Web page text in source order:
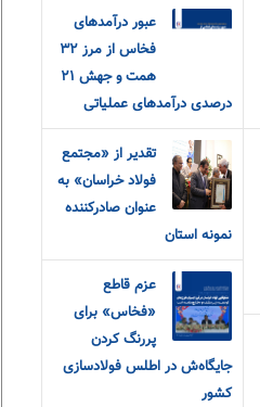
عبور درآمدهای
فخاس از مرز ۳۲
همت و جهش ۲۱
درصدی درآمدهای عملیاتی
تقدیر از «مجتمع
فولاد خراسان» به
عنوان صادرکننده
نمونه استان
عزم قاطع
«فخاس» برای
پررنگ کردن
جایگاه‌ش در اطلس فولادسازی
کشور